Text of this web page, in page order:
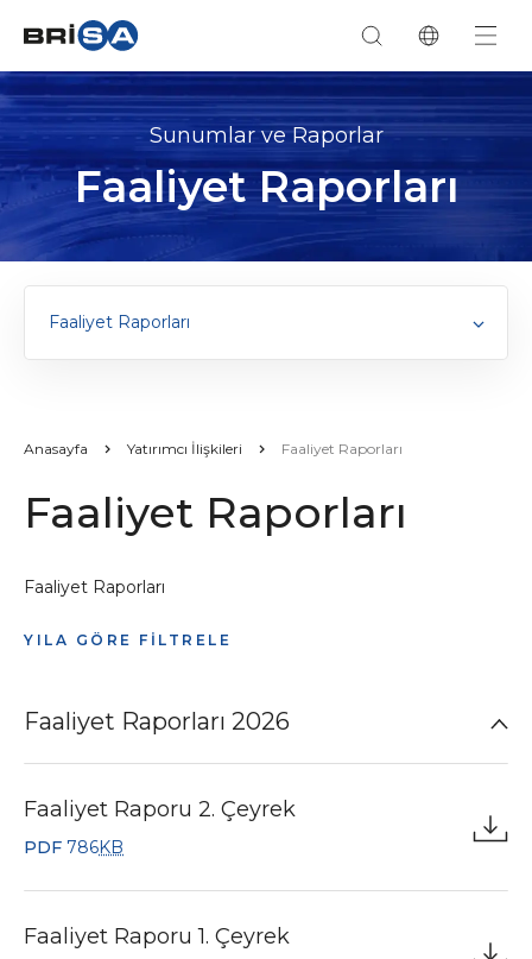
Sunumlar ve Raporlar
Faaliyet Raporları
Anasayfa Yatırımcı İlişkileri Faaliyet Raporları
Faaliyet Raporları
Faaliyet Raporları
YILA GÖRE FİLTRELE
Faaliyet Raporları 2026
Faaliyet Raporu 2. Çeyrek
PDF 786KB
Faaliyet Raporu 1. Çeyrek
Faaliyet Raporları